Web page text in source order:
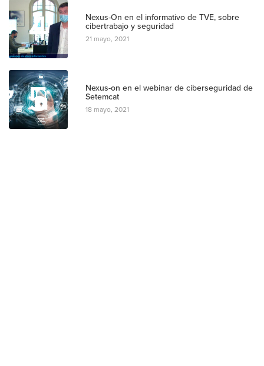
4
Nexus-On en el informativo de TVE, sobre
cibertrabajo y seguridad
21 mayo, 2021
5
Nexus-on en el webinar de ciberseguridad de
Setemcat
18 mayo, 2021